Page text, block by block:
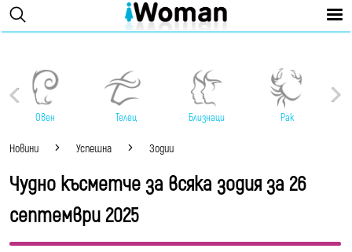
Овен Телец Близнаци Рак
Новини Успешна Зодии
Чудно късметче за всяка зодия за 26
септември 2025